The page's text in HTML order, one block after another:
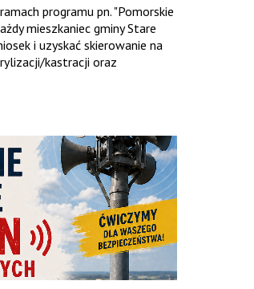
/ 01.08.2026
Sołectw
programu pn. "Pomorskie
mieszkaniec gminy Stare
i uzyskać skierowanie na
kastracji oraz